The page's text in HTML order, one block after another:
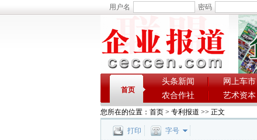
用户名 密码
首页
头条新闻 网上车市
农合作社
艺术资本
您所在的位置： 首页 > 专利报道 >> 正文
打印 字号